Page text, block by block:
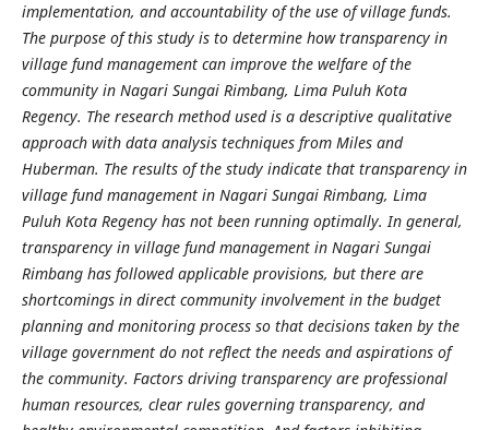
implementation, and accountability of the use of village funds.
The purpose of this study is to determine how transparency in
village fund management can improve the welfare of the
community in Nagari Sungai Rimbang, Lima Puluh Kota
Regency. The research method used is a descriptive qualitative
approach with data analysis techniques from Miles and
Huberman. The results of the study indicate that transparency in
village fund management in Nagari Sungai Rimbang, Lima
Puluh Kota Regency has not been running optimally. In general,
transparency in village fund management in Nagari Sungai
Rimbang has followed applicable provisions, but there are
shortcomings in direct community involvement in the budget
planning and monitoring process so that decisions taken by the
village government do not reflect the needs and aspirations of
the community. Factors driving transparency are professional
human resources, clear rules governing transparency, and